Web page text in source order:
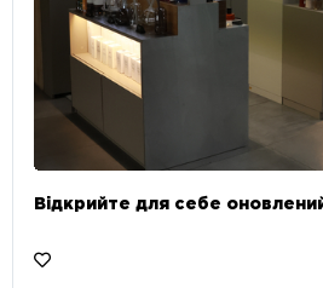
Відкрийте для себе